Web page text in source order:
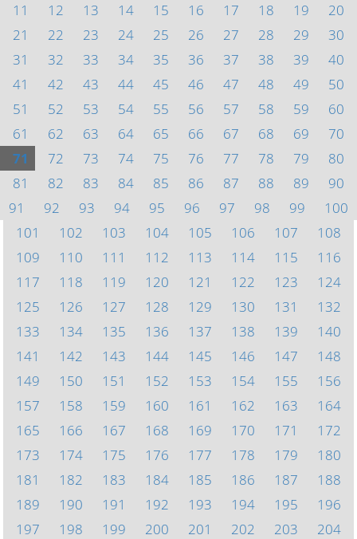
11
12 13 14 15 16 17 18 19
20
21
22 23 24 25 26 27 28 29
30
31
32 33 34 35 36 37 38 39
40
41
42 43 44 45 46 47 48 49
50
51
52 53 54 55 56 57 58 59
60
61
62 63 64 65 66 67 68 69
70
71
72 73 74 75 76 77 78 79
80
81
82 83 84 85 86 87 88 89
90
91
92 93 94 95 96 97 98 99
100
101
102 103 104 105 106 107
108
109
110 111 112 113 114 115
116
117
118 119 120 121 122 123
124
125
126 127 128 129 130 131
132
133
134 135 136 137 138 139
140
141
142 143 144 145 146 147
148
149
150 151 152 153 154 155
156
157
158 159 160 161 162 163
164
165
166 167 168 169 170 171
172
173
174 175 176 177 178 179
180
181
182 183 184 185 186 187
188
189
190 191 192 193 194 195
196
197
198 199 200 201 202 203
204